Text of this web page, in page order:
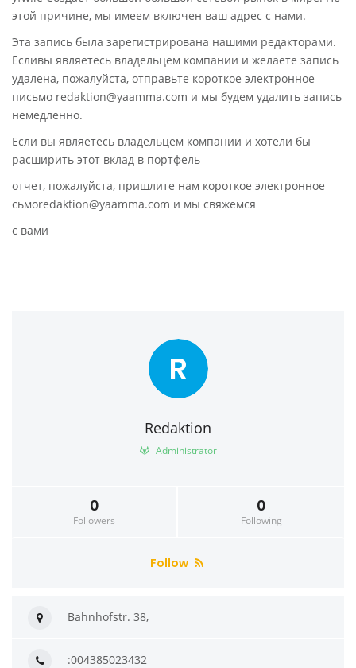
этой причине, мы имеем включен ваш адрес с нами.
Эта запись была зарегистрирована нашими редакторами.
Есливы являетесь владельцем компании и желаете запись
удалена, пожалуйста, отправьте короткое электронное
письмо redaktion@yaamma.com и мы будем удалить запись
немедленно.
Если вы являетесь владельцем компании и хотели бы
расширить этот вклад в портфель
отчет, пожалуйста, пришлите нам короткое электронное
сьмоredaktion@yaamma.com и мы свяжемся
с вами
R
Redaktion
Administrator
0
Followers
0
Following
Follow
Bahnhofstr. 38,
:004385023432